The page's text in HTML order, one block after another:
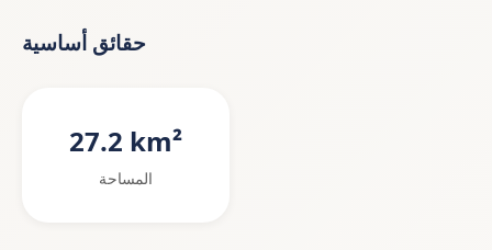
حقائق أساسية
27.2 km²
المساحة